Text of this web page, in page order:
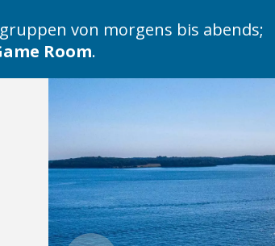
von morgens bis abends;
Room.